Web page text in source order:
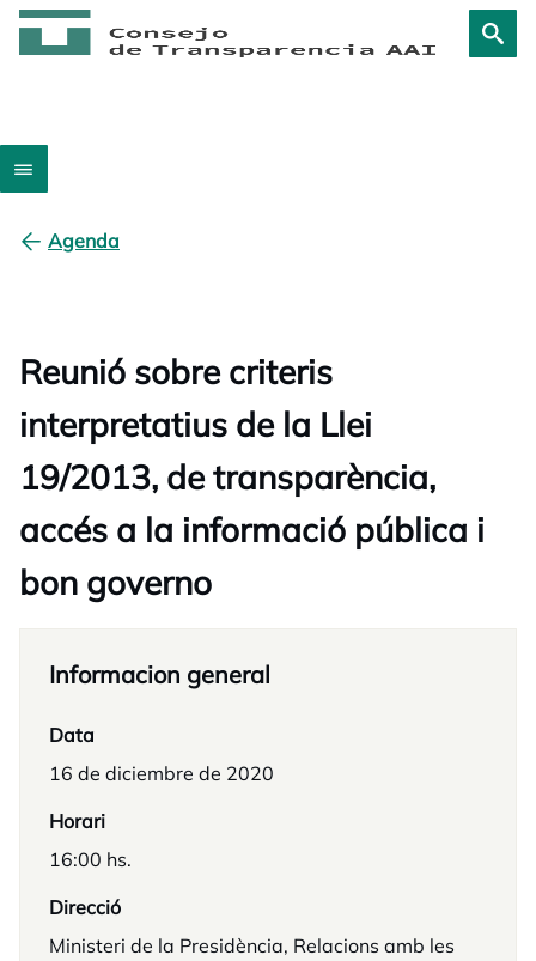
Agenda
Reunió sobre criteris
interpretatius de la Llei
19/2013, de transparència,
accés a la informació pública i
bon governo
Informacion general
Data
16 de diciembre de 2020
Horari
16:00 hs.
Direcció
Ministeri de la Presidència, Relacions amb les